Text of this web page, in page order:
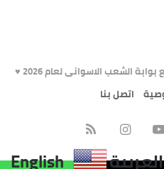
الشعب الاسوانى لعام 2026 ♥️
اتصل بنا
يوتيوبانستقرامملخص
الموقع
العربية English